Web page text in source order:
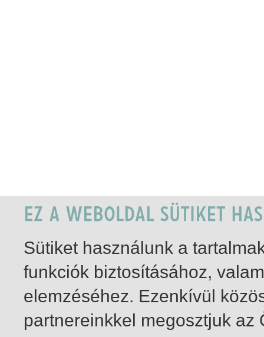
Sütiket használunk a
funkciók biztosításához,
elemzéséhez. Ezenkívül
partnereinkkel megosztjuk